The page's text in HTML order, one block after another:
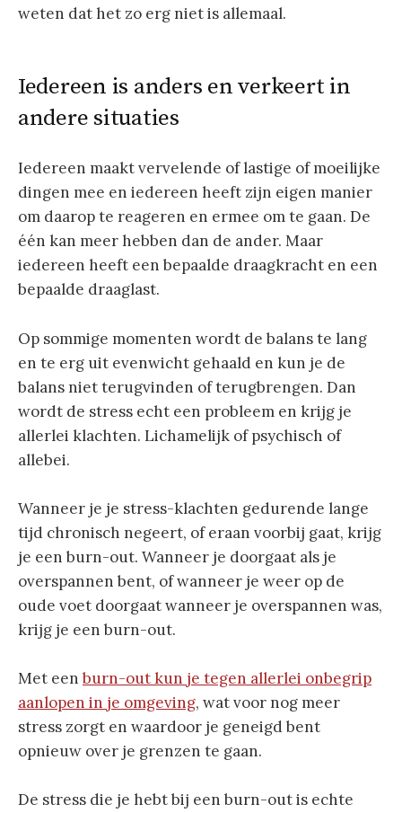
weten dat het zo erg niet is allemaal.
Iedereen is anders en verkeert in
andere situaties
Iedereen maakt vervelende of lastige of moeilijke
dingen mee en iedereen heeft zijn eigen manier
om daarop te reageren en ermee om te gaan. De
één kan meer hebben dan de ander. Maar
iedereen heeft een bepaalde draagkracht en een
bepaalde draaglast.
Op sommige momenten wordt de balans te lang
en te erg uit evenwicht gehaald en kun je de
balans niet terugvinden of terugbrengen. Dan
wordt de stress echt een probleem en krijg je
allerlei klachten. Lichamelijk of psychisch of
allebei.
Wanneer je je stress-klachten gedurende lange
tijd chronisch negeert, of eraan voorbij gaat, krijg
je een burn-out. Wanneer je doorgaat als je
overspannen bent, of wanneer je weer op de
oude voet doorgaat wanneer je overspannen was,
krijg je een burn-out.
Met eenburn-out kun je tegen allerlei onbegrip
aanlopen in je omgeving, wat voor nog meer
stress zorgt en waardoor je geneigd bent
opnieuw over je grenzen te gaan.
De stress die je hebt bij een burn-out is echte